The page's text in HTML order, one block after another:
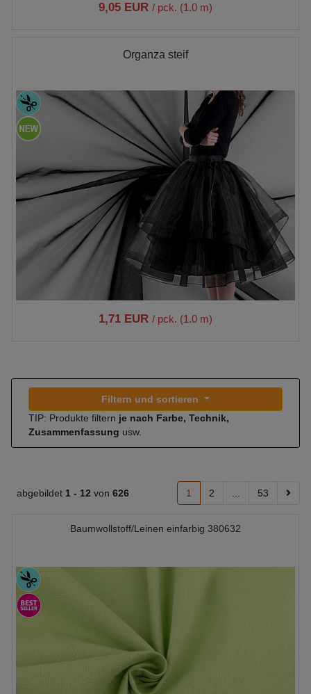
9,05 EUR / pck. (1.0 m)
Organza steif
1,71 EUR / pck. (1.0 m)
Filtern und sortieren
TIP: Produkte filtern je nach Farbe, Technik,
Zusammenfassung usw.
abgebildet 1 - 12 von 626 1 2 53
Baumwollstoff/Leinen einfarbig 380632